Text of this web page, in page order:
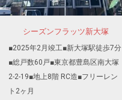
シーズンフラッツ新大塚
■2025年2月竣工■新大塚駅徒歩7分
■総戸数60戸■東京都豊島区南大塚
2-2-19■地上8階 RC造■フリーレン
ト2ヶ月